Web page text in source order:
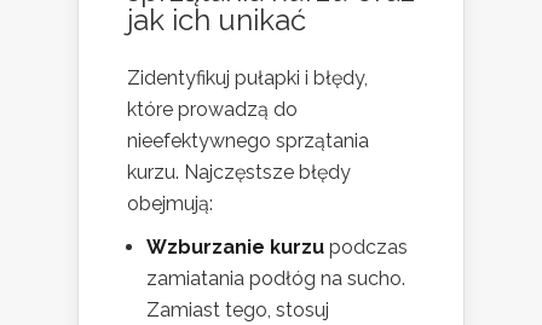
jak ich unikać
Zidentyfikuj pułapki i błędy,
które prowadzą do
nieefektywnego sprzątania
kurzu. Najczęstsze błędy
obejmują:
Wzburzanie kurzu podczas
zamiatania podłóg na sucho.
Zamiast tego, stosuj